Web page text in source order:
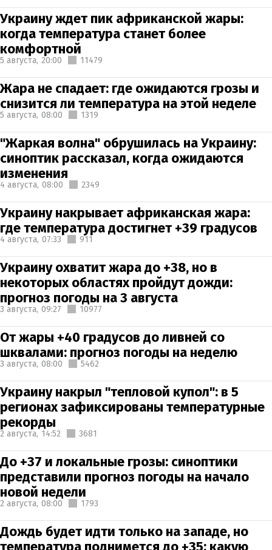
Украину ждет пик африканской жары:
когда температура станет более
комфортной
5 августа, 20:00 11479
Жара не спадает: где ожидаются грозы и
снизится ли температура на этой неделе
5 августа, 08:00 1319
"Жаркая волна" обрушилась на Украину:
синоптик рассказал, когда ожидаются
изменения
4 августа, 08:00 2349
Украину накрывает африканская жара:
где температура достигнет +39 градусов
4 августа, 07:33 911
Украину охватит жара до +38, но в
некоторых областях пройдут дожди:
прогноз погоды на 3 августа
3 августа, 09:27 10977
От жары +40 градусов до ливней со
шквалами: прогноз погоды на неделю
3 августа, 08:00 5462
Украину накрыл "тепловой купол": в 5
регионах зафиксированы температурные
рекорды
2 августа, 14:52 3681
До +37 и локальные грозы: синоптики
представили прогноз погоды на начало
новой недели
2 августа, 08:00 1793
Дождь будет идти только на западе, но
температура поднимется до +35: какую